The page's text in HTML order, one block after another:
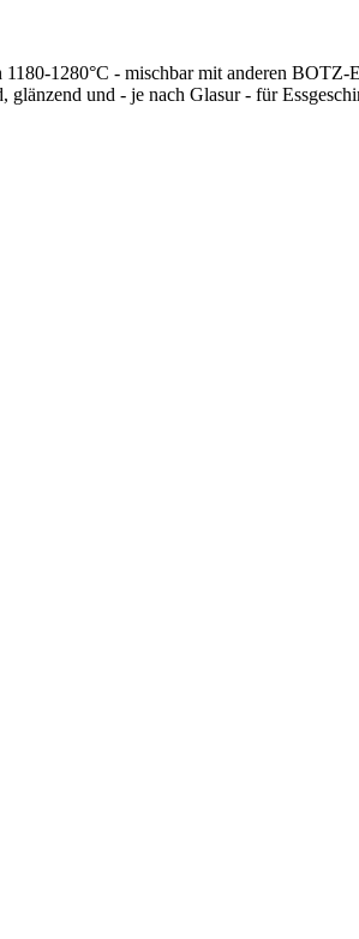
1280°C - mischbar mit anderen
und - je nach Glasur - für